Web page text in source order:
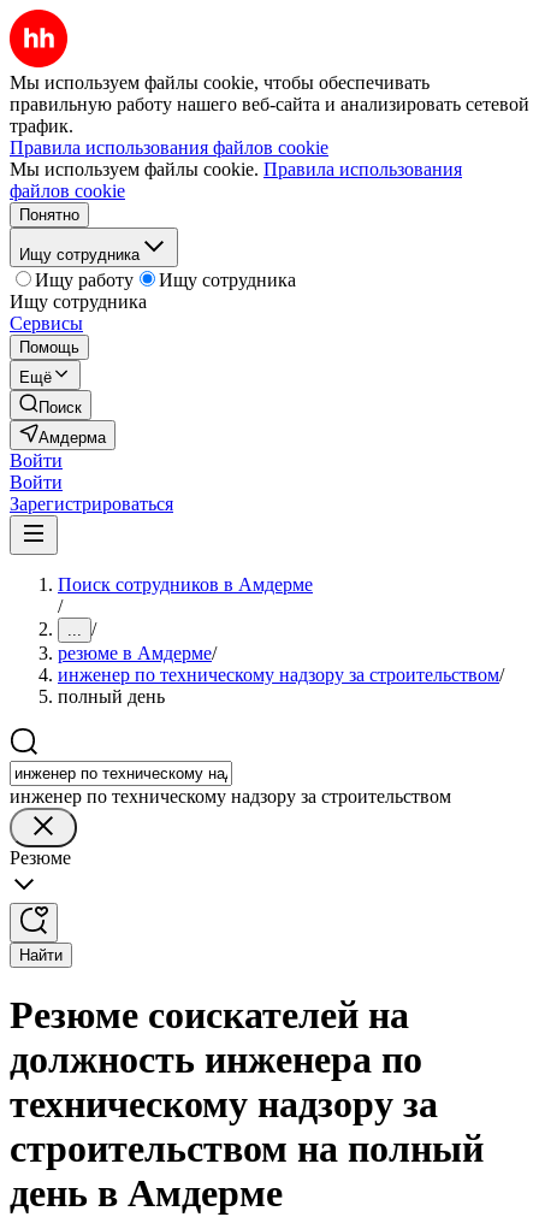
Мы используем файлы cookie, чтобы обеспечивать
правильную работу нашего веб-сайта и анализировать сетевой
трафик.
Правила использования файлов cookie
Мы используем файлы cookie. Правила использования
файлов cookie
Понятно
Ищу сотрудника
Ищу работу
Ищу сотрудника
Ищу сотрудника
Сервисы
Помощь
Ещё
Поиск
Амдерма
Войти
Войти
Зарегистрироваться
Поиск сотрудников в Амдерме
/
... /
резюме в Амдерме/
инженер по техническому надзору за строительством/
полный день
инженер по техническому надзору за строительством
Резюме
Найти
Резюме соискателей на
должность инженера по
техническому надзору за
строительством на полный
день в Амдерме